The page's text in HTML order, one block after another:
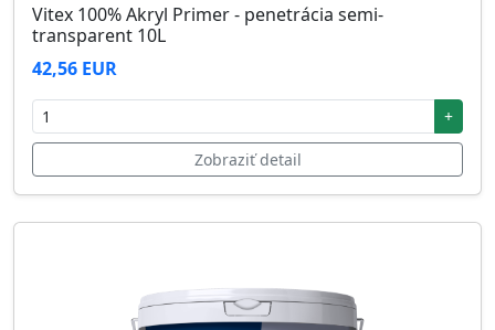
Vitex 100% Akryl Primer - penetrácia semi-
transparent 10L
42,56 EUR
+
Zobraziť detail